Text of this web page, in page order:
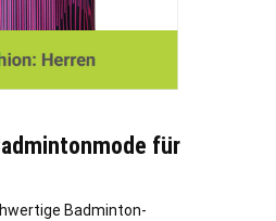
für
Badminton-